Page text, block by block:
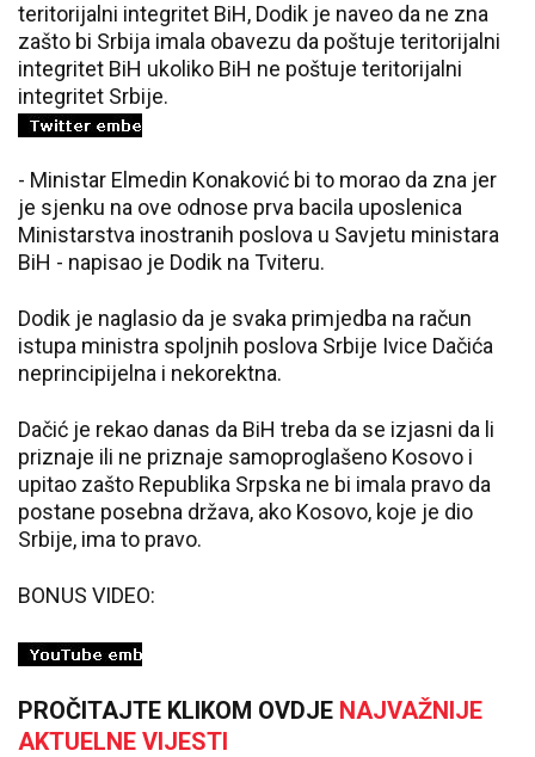
teritorijalni integritet BiH, Dodik je naveo da ne zna
zašto bi Srbija imala obavezu da poštuje teritorijalni
integritet BiH ukoliko BiH ne poštuje teritorijalni
integritet Srbije.
- Ministar Elmedin Konaković bi to morao da zna jer
je sjenku na ove odnose prva bacila uposlenica
Ministarstva inostranih poslova u Savjetu ministara
BiH - napisao je Dodik na Tviteru.
Dodik je naglasio da je svaka primjedba na račun
istupa ministra spoljnih poslova Srbije Ivice Dačića
neprincipijelna i nekorektna.
Dačić je rekao danas da BiH treba da se izjasni da li
priznaje ili ne priznaje samoproglašeno Kosovo i
upitao zašto Republika Srpska ne bi imala pravo da
postane posebna država, ako Kosovo, koje je dio
Srbije, ima to pravo.
BONUS VIDEO:
PROČITAJTE KLIKOM OVDJE NAJVAŽNIJE
AKTUELNE VIJESTI